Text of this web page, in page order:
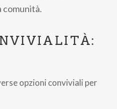
comunità.
opzioni conviviali per